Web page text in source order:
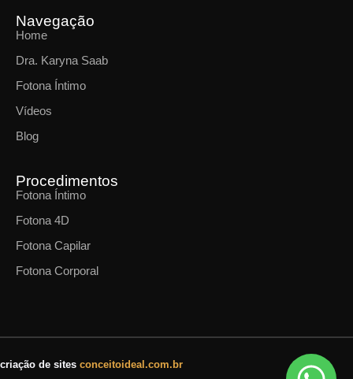
Navegação
Home
Dra. Karyna Saab
Fotona Íntimo
Vídeos
Blog
Procedimentos
Fotona Íntimo
Fotona 4D
Fotona Capilar
Fotona Corporal
criação de sites conceitoideal.com.br